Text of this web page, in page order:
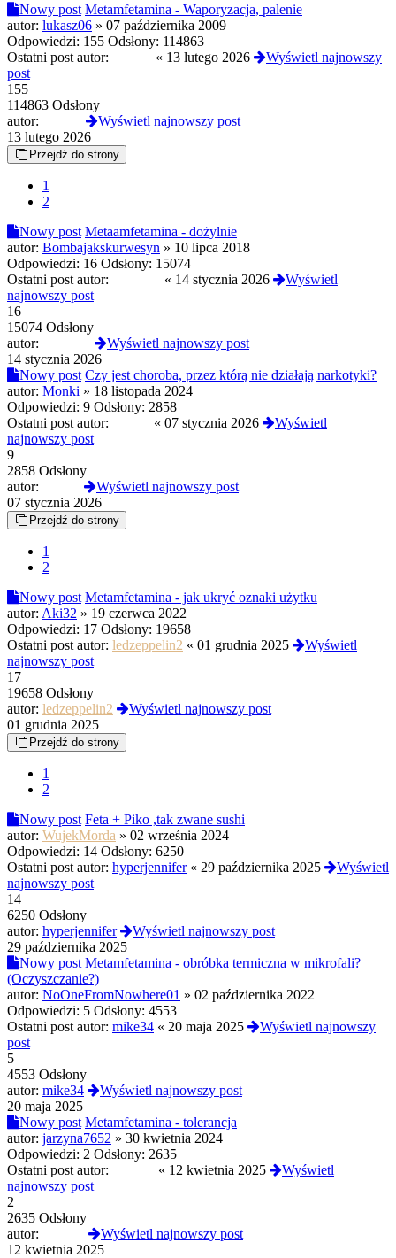
Nowy post Metamfetamina - Waporyzacja, palenie
autor: lukasz06 » 07 października 2009
Odpowiedzi: 155 Odsłony: 114863
Ostatni post autor:
« 13 lutego 2026
Wyświetl najnowszy
post
155
114863 Odsłony
autor:
Wyświetl najnowszy post
13 lutego 2026
Przejdź do strony
1
2
Nowy post Metaamfetamina - dożylnie
autor: Bombajakskurwesyn » 10 lipca 2018
Odpowiedzi: 16 Odsłony: 15074
Ostatni post autor:
« 14 stycznia 2026
Wyświetl
najnowszy post
16
15074 Odsłony
autor:
Wyświetl najnowszy post
14 stycznia 2026
Nowy post Czy jest choroba, przez którą nie działają narkotyki?
autor: Monki » 18 listopada 2024
Odpowiedzi: 9 Odsłony: 2858
Ostatni post autor:
« 07 stycznia 2026
Wyświetl
najnowszy post
9
2858 Odsłony
autor:
Wyświetl najnowszy post
07 stycznia 2026
Przejdź do strony
1
2
Nowy post Metamfetamina - jak ukryć oznaki użytku
autor: Aki32 » 19 czerwca 2022
Odpowiedzi: 17 Odsłony: 19658
Ostatni post autor: ledzeppelin2 « 01 grudnia 2025
Wyświetl
najnowszy post
17
19658 Odsłony
autor: ledzeppelin2
Wyświetl najnowszy post
01 grudnia 2025
Przejdź do strony
1
2
Nowy post Feta + Piko ,tak zwane sushi
autor: WujekMorda » 02 września 2024
Odpowiedzi: 14 Odsłony: 6250
Ostatni post autor: hyperjennifer« 29 października 2025
Wyświetl
najnowszy post
14
6250 Odsłony
autor: hyperjennifer
Wyświetl najnowszy post
29 października 2025
Nowy post Metamfetamina - obróbka termiczna w mikrofali?
(Oczyszczanie?)
autor: NoOneFromNowhere01 » 02 października 2022
Odpowiedzi: 5 Odsłony: 4553
Ostatni post autor: mike34 « 20 maja 2025
Wyświetl najnowszy
post
5
4553 Odsłony
autor: mike34
Wyświetl najnowszy post
20 maja 2025
Nowy post Metamfetamina - tolerancja
autor: jarzyna7652 » 30 kwietnia 2024
Odpowiedzi: 2 Odsłony: 2635
Ostatni post autor:
« 12 kwietnia 2025
Wyświetl
najnowszy post
2
2635 Odsłony
autor:
Wyświetl najnowszy post
12 kwietnia 2025